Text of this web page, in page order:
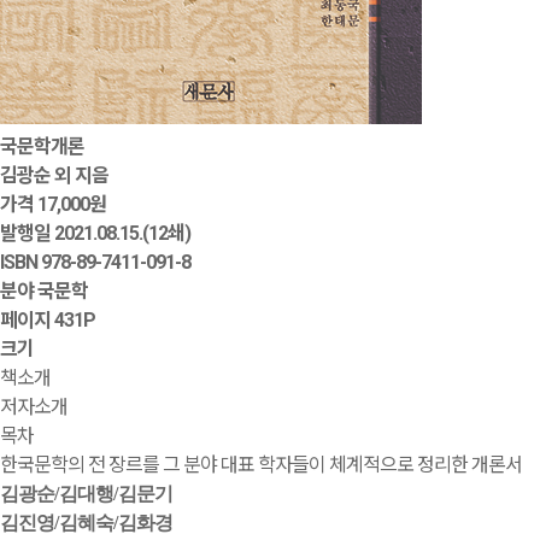
국문학개론
김광순 외 지음
가격 17,000원
발행일 2021.08.15.(12쇄)
ISBN978-89-7411-091-8
분야국문학
페이지 431P
크기
책소개
저자소개
목차
한국문학의 전 장르를 그 분야 대표 학자들이 체계적으로 정리한 개론서
김광순/김대행/김문기
김진영/김혜숙/김화경